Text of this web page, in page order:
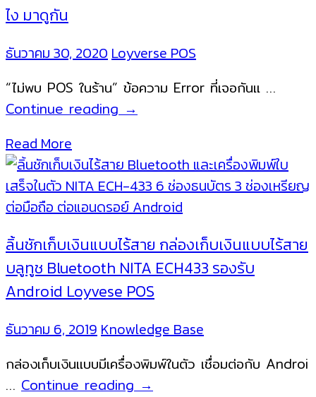
ไง มาดูกัน
ธันวาคม 30, 2020Loyverse POS
“ไม่พบ POS ในร้าน” ข้อความ Error ที่เจอกันแ …
Continue readingไม่
ใน
ร้าน
|
Loyvese
POS
คือ
อะไร
แก้
ยัง
ไง
มา
→
Read More
ลิ้นชักเก็บเงินแบบไร้สาย กล่องเก็บเงินแบบไร้สาย
บลูทูช Bluetooth NITA ECH433 รองรับ
Android Loyvese POS
ธันวาคม 6, 2019Knowledge Base
กล่องเก็บเงินแบบมีเครื่องพิมพ์ในตัว เชื่อมต่อกับ Androi
… Continue readingลิ้น
→